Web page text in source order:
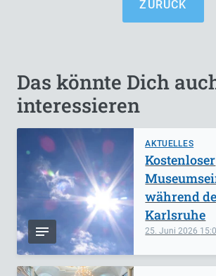
ZURÜCK
Das könnte Dich
interessieren
AKTUELLES
25. Juni 2026
Kostenloser
während
Karlsruhe